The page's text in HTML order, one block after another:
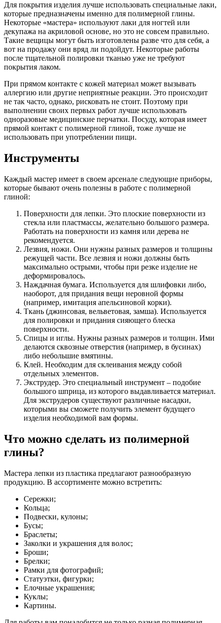
Для покрытия изделия лучше использовать специальные лаки,
которые предназначены именно для полимерной глины.
Некоторые «мастера» используют лаки для ногтей или
декупажа на акриловой основе, но это не совсем правильно.
Такие вещицы могут быть изготовлены разве что для себя, а
вот на продажу они вряд ли подойдут. Некоторые работы
после тщательной полировки тканью уже не требуют
покрытия лаком.
При прямом контакте с кожей материал может вызывать
аллергию или другие неприятные реакции. Это происходит
не так часто, однако, рисковать не стоит. Поэтому при
выполнении своих первых работ лучше использовать
одноразовые медицинские перчатки. Посуду, которая имеет
прямой контакт с полимерной глиной, тоже лучше не
использовать при употреблении пищи.
Инструменты
Каждый мастер имеет в своем арсенале следующие приборы,
которые бывают очень полезны в работе с полимерной
глиной:
Поверхности для лепки. Это плоские поверхности из
стекла или пластмассы, желательно большого размера.
Работать на поверхности из камня или дерева не
рекомендуется.
Лезвия, ножи. Они нужны разных размеров и толщины
режущей части. Все лезвия и ножи должны быть
максимально острыми, чтобы при резке изделие не
деформировалось.
Наждачная бумага. Используется для шлифовки либо,
наоборот, для придания вещи неровной формы
(например, имитация апельсиновой корки).
Ткань (джинсовая, вельветовая, замша). Используется
для полировки и придания сияющего блеска
поверхности.
Спицы и иглы. Нужны разных размеров и толщин. Ими
делаются сквозные отверстия (например, в бусинах)
либо небольшие вмятины.
Клей. Необходим для склеивания между собой
отдельных элементов.
Экструдер. Это специальный инструмент – подобие
большого шприца, из которого выдавливается материал.
Для экструдеров существуют различные насадки,
которыми вы сможете получить элемент будущего
изделия необходимой вам формы.
Что можно сделать из полимерной
глины?
Мастера лепки из пластика предлагают разнообразную
продукцию. В ассортименте можно встретить:
Сережки;
Кольца;
Подвески, кулоны;
Бусы;
Браслеты;
Заколки и украшения для волос;
Броши;
Брелки;
Рамки для фотографий;
Статуэтки, фигурки;
Елочные украшения;
Куклы;
Картины.